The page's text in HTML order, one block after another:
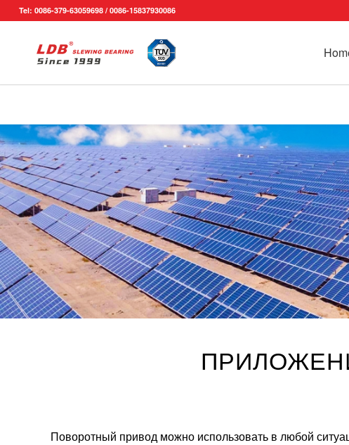
Tel: 0086-379-63059698 / 0086-15837930086
Поворотный привод можно использовать в любой